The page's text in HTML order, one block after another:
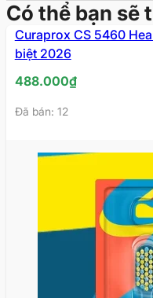
Có thể bạn sẽ
Curaprox CS 5460
biệt 2026
488.000₫
Đã bán: 12